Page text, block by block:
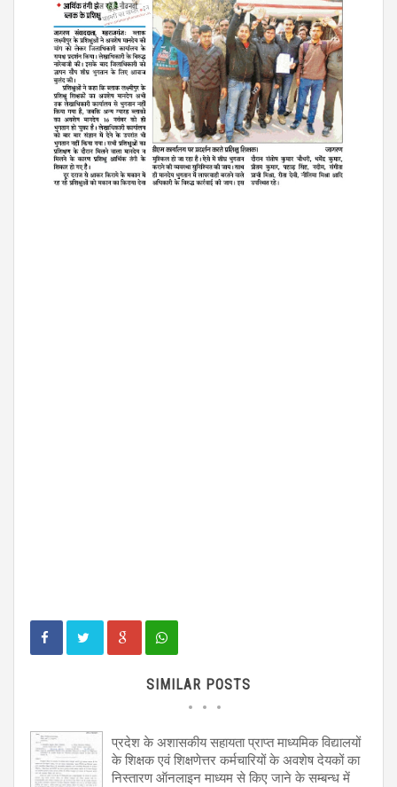
SIMILAR POSTS
प्रदेश के अशासकीय सहायता प्राप्त माध्यमिक विद्यालयों
के शिक्षक एवं शिक्षणेत्तर कर्मचारियों के अवशेष देयकों का
निस्तारण ऑनलाइन माध्यम से किए जाने के सम्बन्ध में